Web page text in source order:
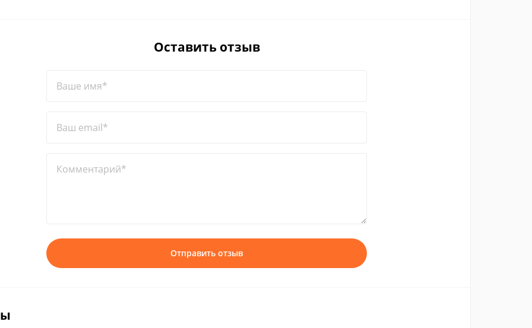
Оставить отзыв
Ваше имя*
Ваш email*
Комментарий*
Отправить отзыв